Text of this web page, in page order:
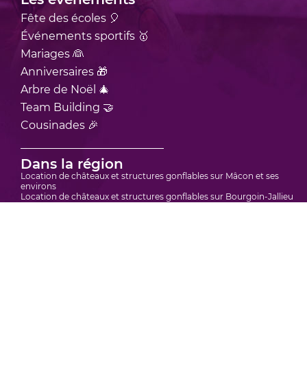
Fête des écoles 🎈
Événements sportifs 🥇
Mariages 👰
Anniversaires 🎁
Arbre de Noël 🎄
Team Building 🤝
Cousinades 🎉
Dans la région
Location de châteaux et structures gonflables sur Mâcon et ses
environs
Location de châteaux et structures gonflables sur Bourgoin-Jallieu